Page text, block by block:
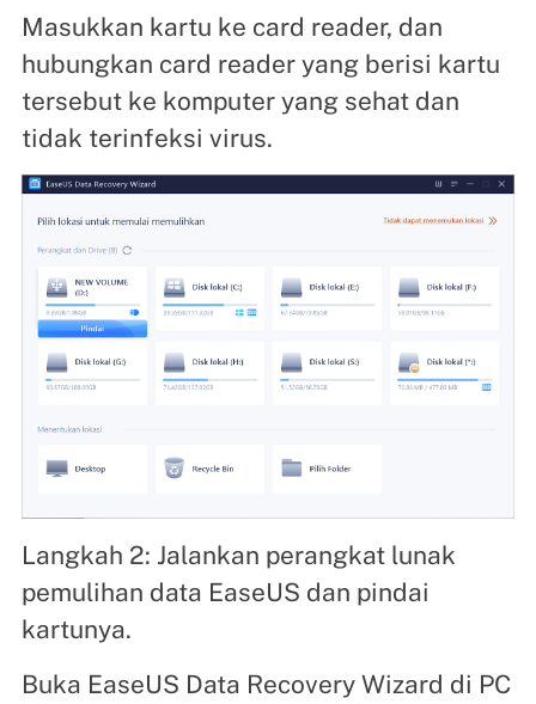
Masukkan kartu ke card reader, dan
hubungkan card reader yang berisi kartu
tersebut ke komputer yang sehat dan
tidak terinfeksi virus.
Langkah 2: Jalankan perangkat lunak
pemulihan data EaseUS dan pindai
kartunya.
Buka EaseUS Data Recovery Wizard di PC